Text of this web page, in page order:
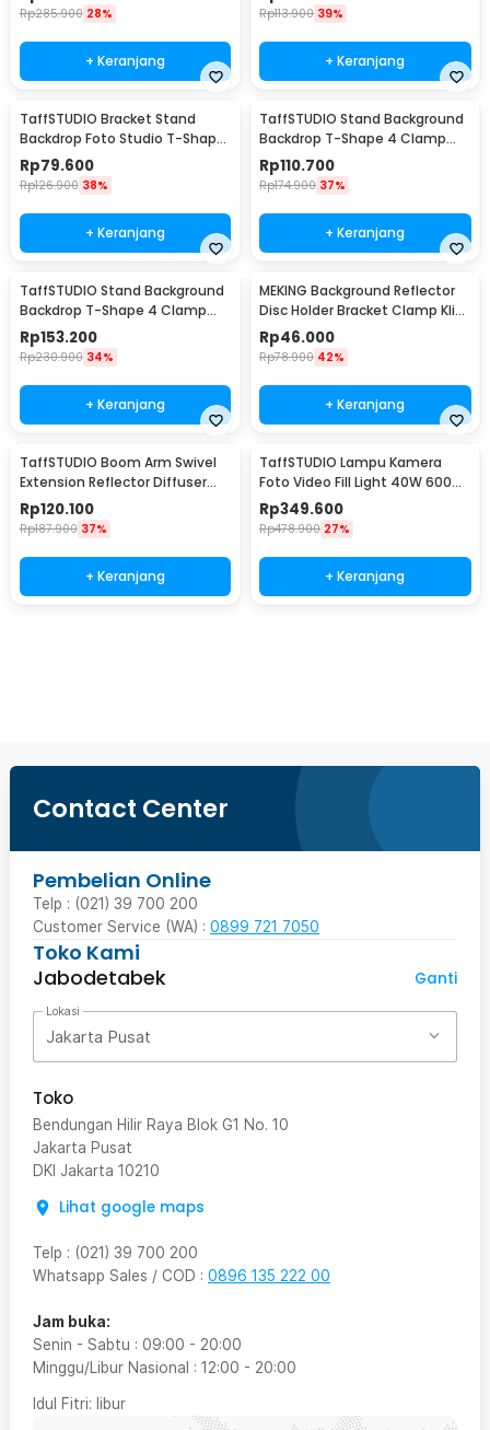
Rp285.900 28%
+ Keranjang
Rp113.900 39%
+ Keranjang
TaffSTUDIO Bracket Stand
Backdrop Foto Studio T-Shape
with 2 Clip 70x200cm - M138
Rp79.600
Rp126.900 38%
+ Keranjang
TaffSTUDIO Stand Background
Backdrop T-Shape 4 Clamp
200x190cm - M139
Rp110.700
Rp174.900 37%
+ Keranjang
TaffSTUDIO Stand Background
Backdrop T-Shape 4 Clamp
200x260cm - M139
Rp153.200
Rp230.900 34%
+ Keranjang
MEKING Background Reflector
Disc Holder Bracket Clamp Klip
Backdrop - QM3400
Rp46.000
Rp78.900 42%
+ Keranjang
TaffSTUDIO Boom Arm Swivel
Extension Reflector Diffuser
Clamp - CD-60
Rp120.100
Rp187.900 37%
+ Keranjang
TaffSTUDIO Lampu Kamera
Foto Video Fill Light 40W 600
LED - U600+
Rp349.600
Rp478.900 27%
+ Keranjang
Contact Center
Pembelian Online
Telp : (021) 39 700 200
Customer Service (WA) : 0899 721 7050
Toko Kami
Jabodetabek
Ganti
Lokasi
Jakarta Pusat
Toko
Bendungan Hilir Raya Blok G1 No. 10
Jakarta Pusat
DKI Jakarta 10210
Lihat google maps
Telp : (021) 39 700 200
Whatsapp Sales / COD : 0896 135 222 00
Jam buka:
Senin - Sabtu : 09:00 - 20:00
Minggu/Libur Nasional : 12:00 - 20:00
Idul Fitri: libur